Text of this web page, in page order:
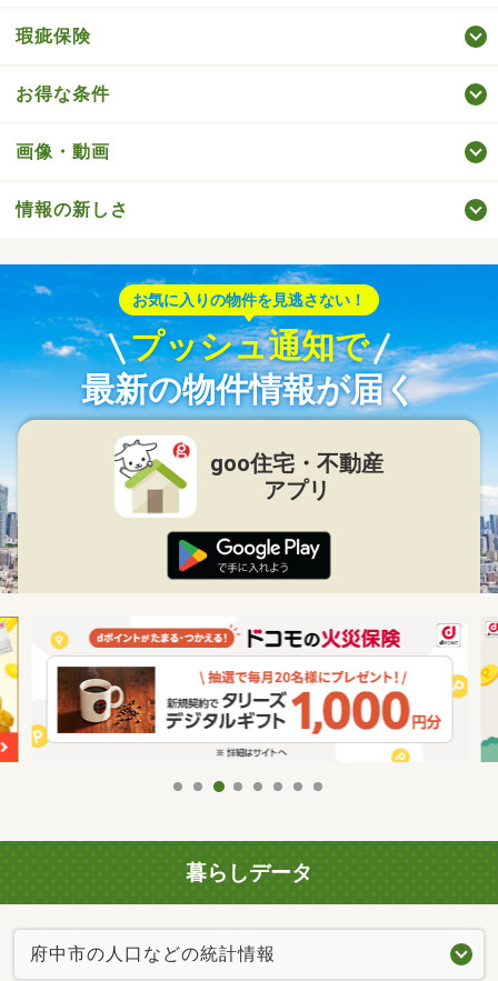
瑕疵保険
お得な条件
画像・動画
情報の新しさ
お気に入りの物件を見逃さない！
プッシュ通知で
最新の物件情報が届く
goo住宅・不動産
アプリ
暮らしデータ
府中市の人口などの統計情報